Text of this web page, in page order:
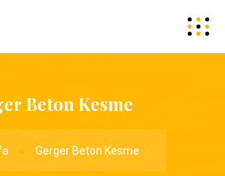
Beton Kesme
Gerger Beton Kesme